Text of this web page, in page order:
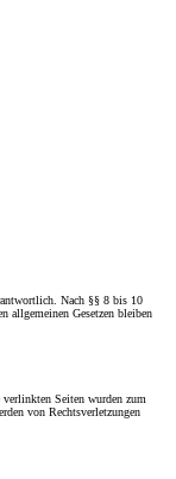
Nach §§ 8 bis 10
allgemeinen Gesetzen bleiben
Seiten wurden zum
von Rechtsverletzungen